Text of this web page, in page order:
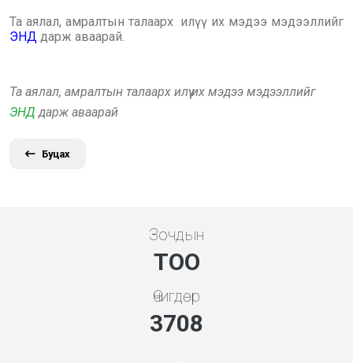
Та аялал, амралтын талаарх илүү их мэдээ мэдээллийг
ЭНД дарж аваарай.
Та аялал, амралтын талаарх илүү их мэдээ мэдээллийг
ЭНД дарж аваарай
Буцах
Зочдын
ТОО
Өчигдөр
3994